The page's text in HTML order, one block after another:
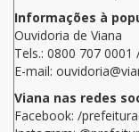
Informações à
Ouvidoria de Viana
Tels.: 0800 707
E-mail:
Viana nas redes
Facebook: /